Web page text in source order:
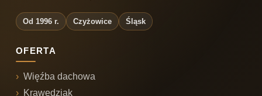
Od 1996 r. Czyżowice Śląsk
OFERTA
Więźba dachowa
Krawędziak